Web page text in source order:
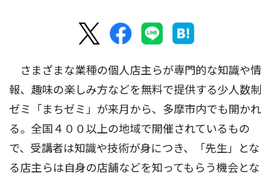
さまざまな業種の個人店主らが専門的な知識や情
報、趣味の楽しみ方などを無料で提供する少人数制
ゼミ「まちゼミ」が来月から、多摩市内でも開かれ
る。全国４００以上の地域で開催されているもの
で、受講者は知識や技術が身につき、「先生」とな
る店主らは自身の店舗などを知ってもらう機会とな